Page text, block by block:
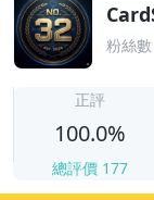
粉絲數
正評
100.0%
總評價 177